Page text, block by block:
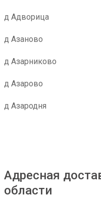
д Адворица
д Азаново
д Азарниково
д Азарово
д Азародня
Адресная
области